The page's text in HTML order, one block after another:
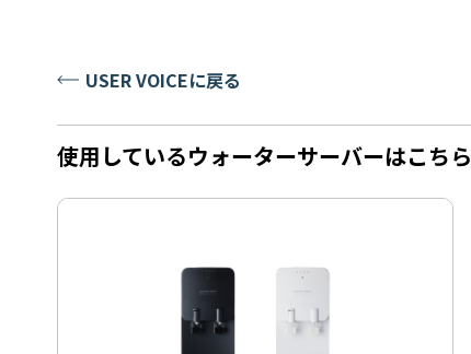
USER VOICEに戻る
使用しているウォーターサーバーはこちら